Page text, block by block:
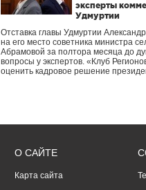
эксперты
Удмуртии
Отставка главы Удмуртии
на его место советника министра
Абрамовой за полтора месяца до
вопросы у экспертов. «Клуб
оценить кадровое решение
О САЙТЕ
Карта сайта